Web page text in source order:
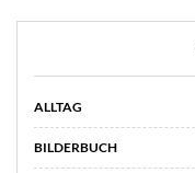
ALLTAG
BILDERBUCH